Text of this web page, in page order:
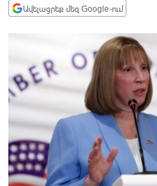
ՊԱՏԵՐԱԶՄԻ 6 ՇԱԲԱԹՆԵՐԸ
ՄԻՋԱԶԳԱՅԻՆ
ՄՇԱԿՈՒՅԹ
ՍՊՈՐՏ
ՄԵԿՆԱԲԱՆՈՒԹՅՈՒՆ
ՏՏ ԵՒ ԻՆՏԵՐՆԵՏ
ԿՈՐՈՆԱՎԻՐՈՒՍ
Ավելացրեք մեզ Google-ում